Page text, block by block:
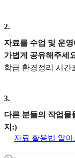
2.
자료를 수업 및 운
가볍게 공유해주세
학급 환경정리 시간
3.
다른 분들의 작업물
지:)
자료 활용법 알아